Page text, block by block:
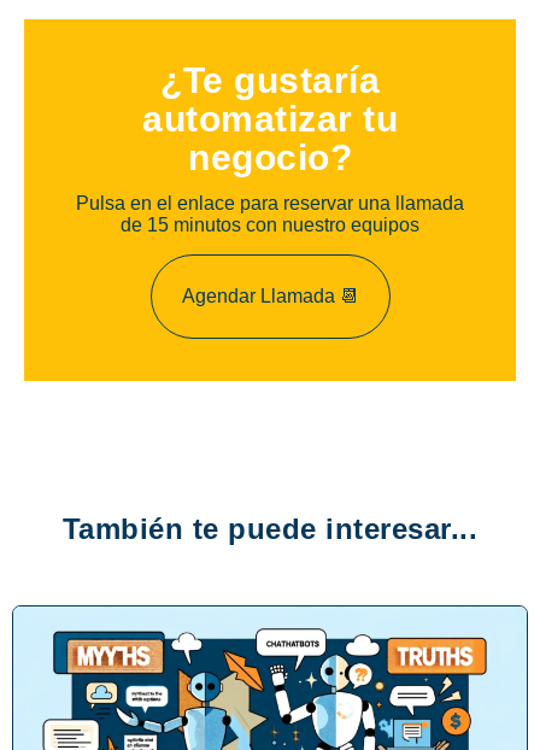
¿Te gustaría
automatizar tu
negocio?
Pulsa en el enlace para reservar una llamada
de 15 minutos con nuestro equipos
Agendar Llamada 📆
También te puede interesar...